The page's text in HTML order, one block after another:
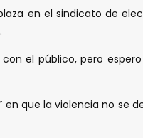
en el sindicato de
el público, pero
que la violencia no se